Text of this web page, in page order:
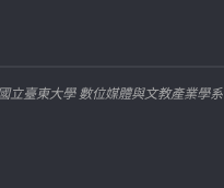
立臺東大學 數位媒體與文教產業學系